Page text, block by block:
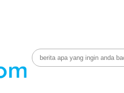
Search
for: